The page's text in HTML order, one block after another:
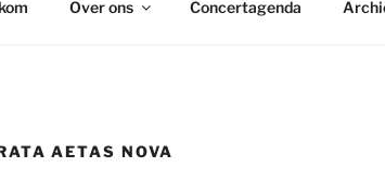
Over ons Concertagenda
AETAS NOVA